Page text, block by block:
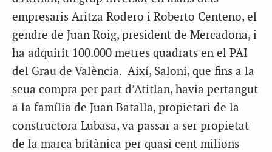
empresaris Aritza Rodero i Roberto Centeno, el
gendre de Juan Roig, president de Mercadona, i
ha adquirit 100.000 metres quadrats en el PAI
del Grau de València. Així, Saloni, que fins a la
seua compra per part d’Atitlan, havia pertangut
a la família de Juan Batalla, propietari de la
constructora Lubasa, va passar a ser propietat
de la marca britànica per quasi cent milions